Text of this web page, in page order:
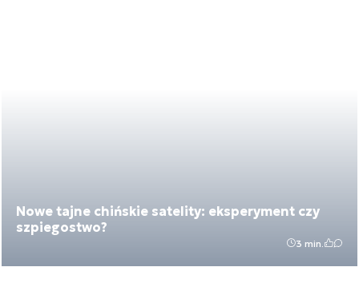
Nowe tajne chińskie satelity: eksperyment czy
szpiegostwo?
3 min.